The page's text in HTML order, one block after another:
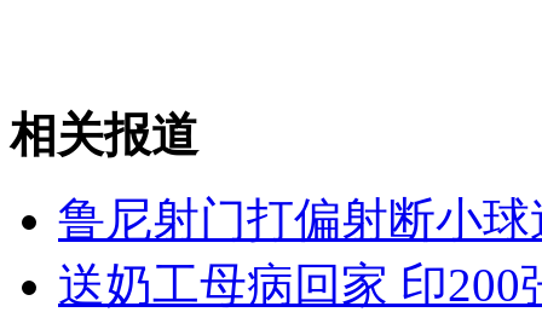
无痛分娩是否安全 医生回应
相关报道
鲁尼射门打偏射断小
送奶工母病回家 印